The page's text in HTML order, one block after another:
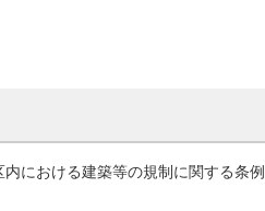
内における建築等の規制に関する条